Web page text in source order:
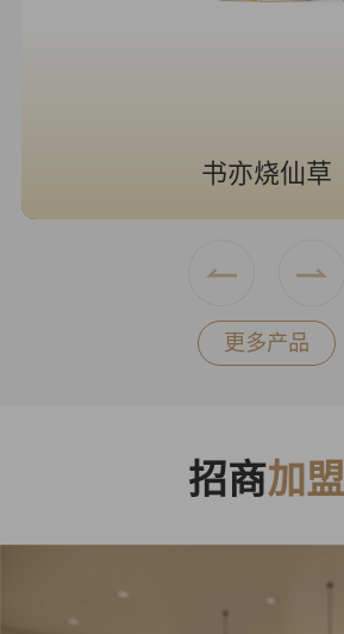
书亦烧仙草
更多产品
招商加盟